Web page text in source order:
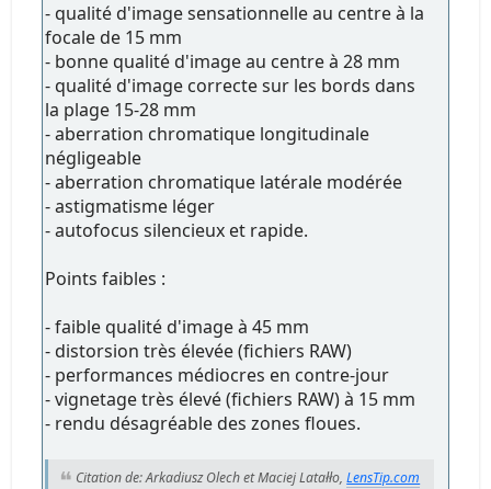
- qualité d'image sensationnelle au centre à la
focale de 15 mm
- bonne qualité d'image au centre à 28 mm
- qualité d'image correcte sur les bords dans
la plage 15-28 mm
- aberration chromatique longitudinale
négligeable
- aberration chromatique latérale modérée
- astigmatisme léger
- autofocus silencieux et rapide.
Points faibles :
- faible qualité d'image à 45 mm
- distorsion très élevée (fichiers RAW)
- performances médiocres en contre-jour
- vignetage très élevé (fichiers RAW) à 15 mm
- rendu désagréable des zones floues.
Citation de: Arkadiusz Olech et Maciej Latałło,LensTip.com